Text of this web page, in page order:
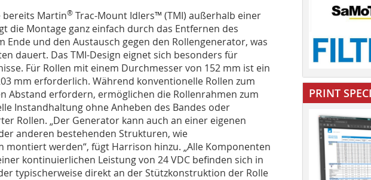
bereits Martin® Trac-Mount Idlers™ (TMI) außerhalb einer
die Montage ganz einfach durch das Entfernen des
Ende und den Austausch gegen den Rollengenerator, was
dauert. Das TMI-Design eignet sich besonders für
Für Rollen mit einem Durchmesser von 152 mm ist ein
mm erforderlich. Während konventionelle Rollen zum
Abstand erfordern, ermöglichen die Rollenrahmen zum
Instandhaltung ohne Anheben des Bandes oder
Rollen. „Der Generator kann auch an einer eigenen
anderen bestehenden Strukturen, wie
montiert werden“, fügt Harrison hinzu. „Alle Komponenten
kontinuierlichen Leistung von 24 VDC befinden sich in
typischerweise direkt an der Stützkonstruktion der Rolle
PRINT